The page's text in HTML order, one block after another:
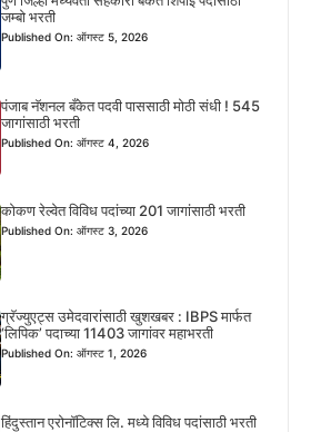
जम्बो भरती
Published On: ऑगस्ट 5, 2026
पंजाब नॅशनल बँकेत पदवी पाससाठी मोठी संधी ! 545
जागांसाठी भरती
Published On: ऑगस्ट 4, 2026
कोकण रेल्वेत विविध पदांच्या 201 जागांसाठी भरती
Published On: ऑगस्ट 3, 2026
ग्रॅज्युएट्स उमेदवारांसाठी खुशखबर : IBPS मार्फत
‘लिपिक’ पदाच्या 11403 जागांवर महाभरती
Published On: ऑगस्ट 1, 2026
हिंदुस्तान एरोनॉटिक्स लि. मध्ये विविध पदांसाठी भरती